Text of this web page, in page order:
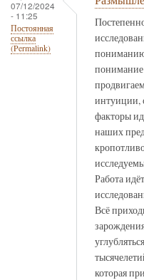
07/12/2024
- 11:25
Постоянная
ссылка
(Permalink)
интуиции,
факторы
наших
Работа
Всё
которая